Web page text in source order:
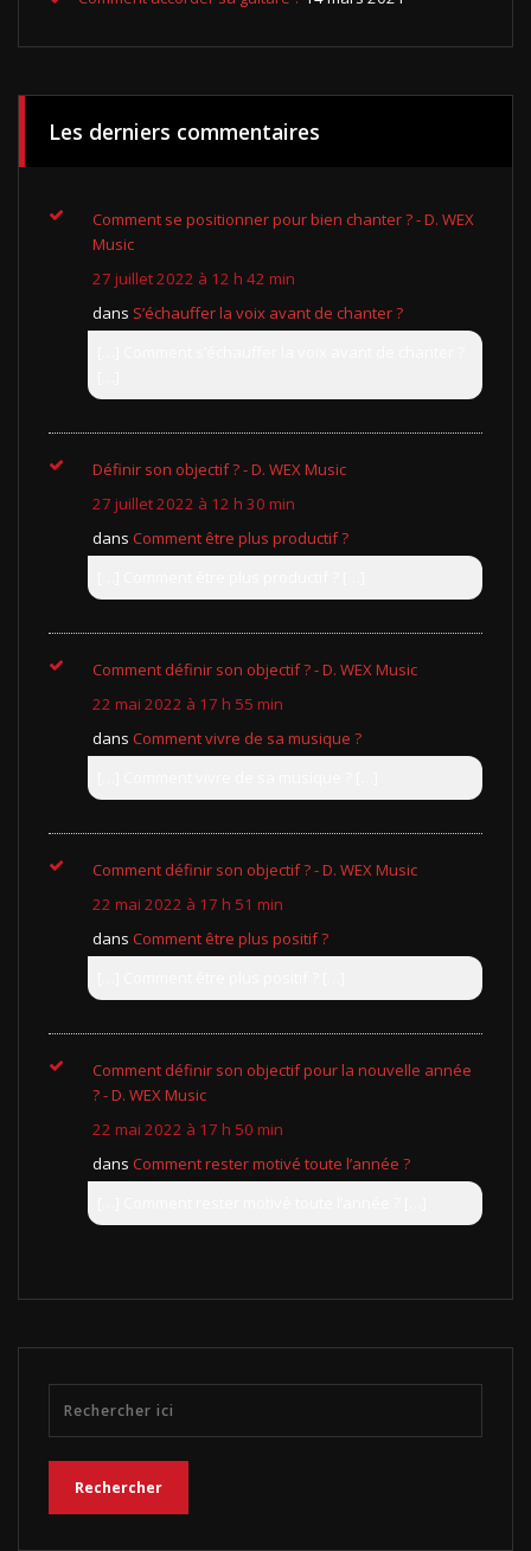
Les derniers commentaires
Comment se positionner pour bien chanter ? - D. WEX
Music
27 juillet 2022 à 12 h 42 min
dans S’échauffer la voix avant de chanter ?
Définir son objectif ? - D. WEX Music
27 juillet 2022 à 12 h 30 min
dans Comment être plus productif ?
Comment définir son objectif ? - D. WEX Music
22 mai 2022 à 17 h 55 min
dans Comment vivre de sa musique ?
Comment définir son objectif ? - D. WEX Music
22 mai 2022 à 17 h 51 min
dans Comment être plus positif ?
Comment définir son objectif pour la nouvelle année
? - D. WEX Music
22 mai 2022 à 17 h 50 min
dans Comment rester motivé toute l’année ?